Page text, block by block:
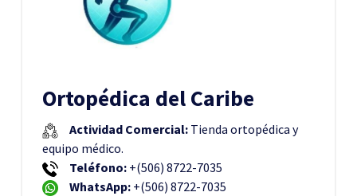
Ortopédica del Caribe
Actividad Comercial: Tienda ortopédica y
equipo médico.
Teléfono: +(506) 8722-7035
WhatsApp: +(506) 8722-7035